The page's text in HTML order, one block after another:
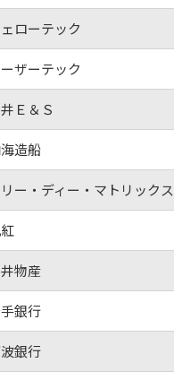
ローテック
ザーテック
Ｅ＆Ｓ
造船
ー・ディー・マトリックス
物産
銀行
銀行